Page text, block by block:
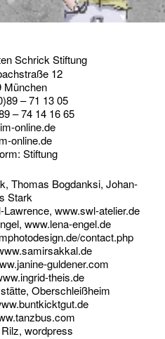
Schrick Stiftung
12
München
– 71 13 05
– 74 14 16 65
online.de
online.de
Stiftung
Tho­mas Bog­dank­si, Johan­
Stark
www.swl-atelier.de
www.lena-engel.de
contact.php
guldener.com
theis.de
Oberschleißheim
wordpress